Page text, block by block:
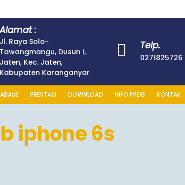
:
Jl. Raya Solo-
Tawangmangu, Dusun I,
Jaten, Kec. Jaten,
Kabupaten Karanganyar
Telp.
0271825726
PRESTASI DOWNLOAD INFO PPDB KONTAK
iphone 6s